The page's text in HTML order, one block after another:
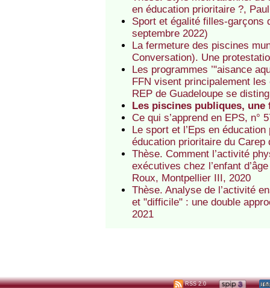
en éducation prioritaire ?,
Sport et égalité filles-garçons
septembre 2022)
La fermeture des piscines
Conversation). Une
Les programmes ’"aisance
FFN visent principalement
REP de Guadeloupe se
Les piscines publiques,
Ce qui s’apprend en EPS, n°
Le sport et l’Eps en
éducation prioritaire du
Thèse. Comment l’activité
exécutives chez l’enfant
Roux, Montpellier III, 2020
Thèse. Analyse de l’activité
et "difficile" : une double
2021
RSS 2.0